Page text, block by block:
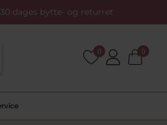
30 dages bytte- og returret
0 0